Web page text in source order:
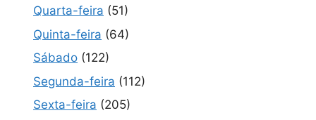
Quarta-feira (51)
Quinta-feira (64)
Sábado (122)
Segunda-feira (112)
Sexta-feira (205)